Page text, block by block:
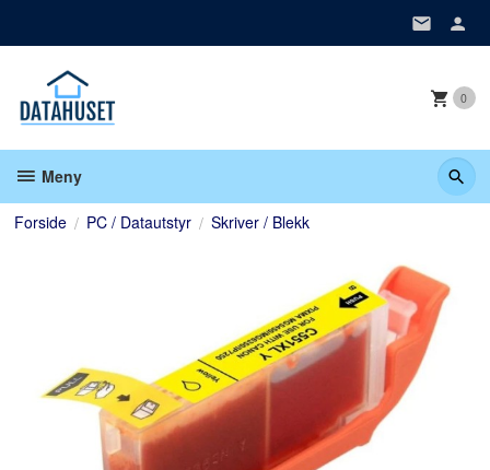
0
Meny
Forside PC / Datautstyr Skriver / Blekk